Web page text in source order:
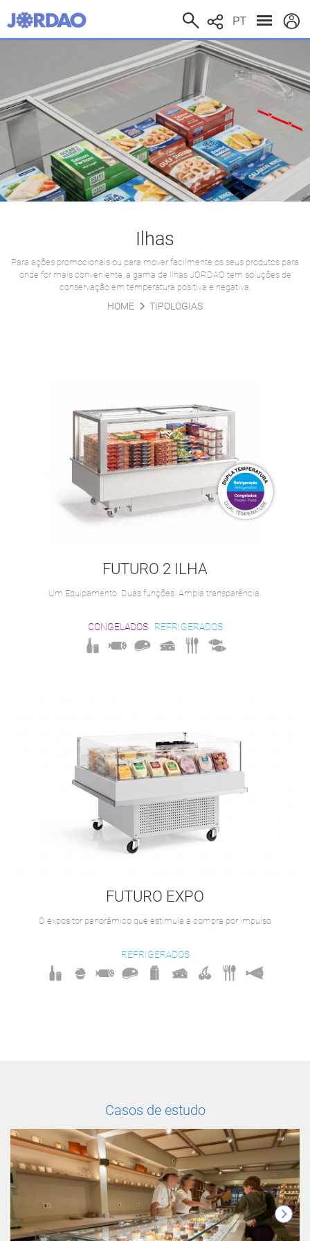
PT
Ilhas
Para ações promocionais ou para mover facilmente os seus produtos para
onde for mais conveniente, a gama de Ilhas JORDAO tem soluções de
conservação em temperatura positiva e negativa.
HOME TIPOLOGIAS
FUTURO 2 ILHA
Um Equipamento. Duas funções. Ampla transparência.
CONGELADOS REFRIGERADOS
FUTURO EXPO
O expositor panorâmico que estimula a compra por impulso
REFRIGERADOS
Casos de estudo